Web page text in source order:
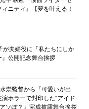
ニティ』【夢を叶える！
が夫婦役に「私たちにしか
公開記念舞台挨拶
崇監督から「可愛いが出
ホラーで封印した“アイド
ソぼ？』完成披露舞台挨拶